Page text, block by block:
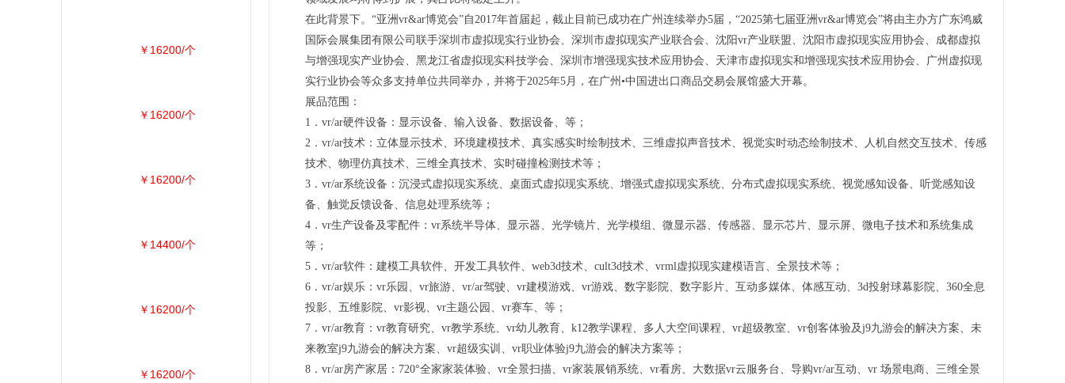
在此背景下。“亚洲vr&ar博览会”自2017年首届起，截止目前已成功在广州连续举办5届，“2025第七届亚洲vr&ar博览会”将由主办方广东鸿威
国际会展集团有限公司联手深圳市虚拟现实行业协会、深圳市虚拟现实产业联合会、沈阳vr产业联盟、沈阳市虚拟现实应用协会、成都虚拟
与增强现实产业协会、黑龙江省虚拟现实科技学会、深圳市增强现实技术应用协会、天津市虚拟现实和增强现实技术应用协会、广州虚拟现
实行业协会等众多支持单位共同举办，并将于2025年5月，在广州•中国进出口商品交易会展馆盛大开幕。
展品范围：
1．vr/ar硬件设备：显示设备、输入设备、数据设备、等；
2．vr/ar技术：立体显示技术、环境建模技术、真实感实时绘制技术、三维虚拟声音技术、视觉实时动态绘制技术、人机自然交互技术、传感
技术、物理仿真技术、三维全真技术、实时碰撞检测技术等；
3．vr/ar系统设备：沉浸式虚拟现实系统、桌面式虚拟现实系统、增强式虚拟现实系统、分布式虚拟现实系统、视觉感知设备、听觉感知设
备、触觉反馈设备、信息处理系统等；
4．vr生产设备及零配件：vr系统半导体、显示器、光学镜片、光学模组、微显示器、传感器、显示芯片、显示屏、微电子技术和系统集成
等；
5．vr/ar软件：建模工具软件、开发工具软件、web3d技术、cult3d技术、vrml虚拟现实建模语言、全景技术等；
6．vr/ar娱乐：vr乐园、vr旅游、vr/ar驾驶、vr建模游戏、vr游戏、数字影院、数字影片、互动多媒体、体感互动、3d投射球幕影院、360全息
投影、五维影院、vr影视、vr主题公园、vr赛车、等；
7．vr/ar教育：vr教育研究、vr教学系统、vr幼儿教育、k12教学课程、多人大空间课程、vr超级教室、vr创客体验及j9九游会的解决方案、未
来教室j9九游会的解决方案、vr超级实训、vr职业体验j9九游会的解决方案等；
8．vr/ar房产家居：720°全家家装体验、vr全景扫描、vr家装展销系统、vr看房、大数据vr云服务台、导购vr/ar互动、vr 场景电商、三维全景
￥16200/个
￥16200/个
￥16200/个
￥14400/个
￥16200/个
￥16200/个